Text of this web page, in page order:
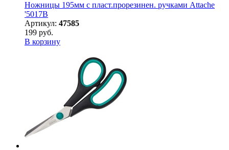
Ножницы 195мм с пласт.прорезинен. ручками Attache
'5017B
Артикул: 47585
199 руб.
В корзину